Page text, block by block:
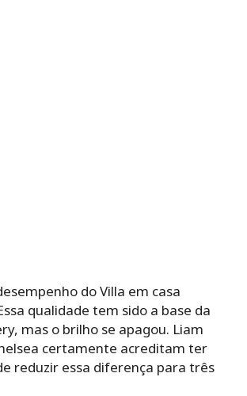
do Villa em casa
qualidade tem sido a base da
mas o brilho se apagou. Liam
certamente acreditam ter
reduzir essa diferença para três